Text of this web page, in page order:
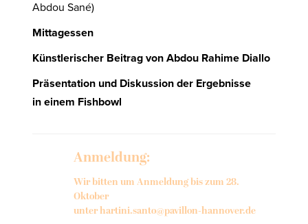
Abdou Sané)
Mittagessen
Künstlerischer Beitrag von Abdou Rahime Diallo
Präsentation und Diskussion der Ergebnisse
in einem Fishbowl
Anmeldung:
Wir bitten um Anmeldung bis zum 28.
Oktober
unter hartini.santo@pavillon-hannover.de